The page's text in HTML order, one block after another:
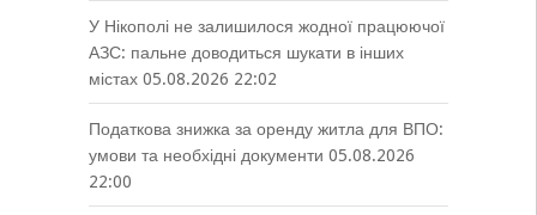
У Нікополі не залишилося жодної працюючої
АЗС: пальне доводиться шукати в інших
містах 05.08.2026 22:02
Податкова знижка за оренду житла для ВПО:
умови та необхідні документи 05.08.2026
22:00